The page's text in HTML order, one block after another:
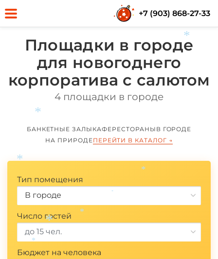
+7 (903) 868-27-33
Площадки в городе
для новогоднего
корпоратива с салютом
4 площадки в городе
БАНКЕТНЫЕ ЗАЛЫ КАФЕРЕСТОРАНЫ В ГОРОДЕ
НА ПРИРОДЕПЕРЕЙТИ В КАТАЛОГ →
Тип помещения
В городе
Число гостей
до 15 чел.
Бюджет на человека
*
*
*
*
*
*